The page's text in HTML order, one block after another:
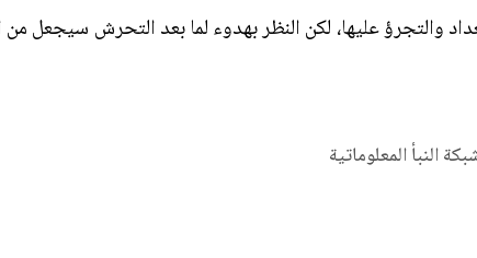
والتجرؤ عليها، لكن النظر بهدوء لما بعد التحرش سيجعل من
النبأ المعلوماتية